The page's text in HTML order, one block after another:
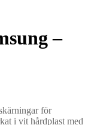
–
för
i vit hårdplast med